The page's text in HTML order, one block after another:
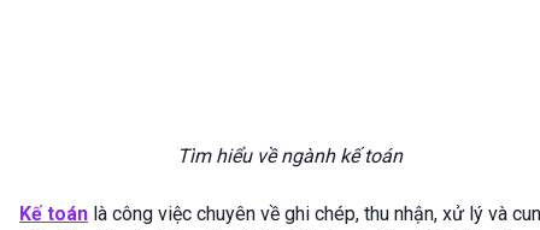
Tìm hiểu về ngành kế toán
Kế toán là công việc chuyên về ghi chép, thu nhận, xử lý và